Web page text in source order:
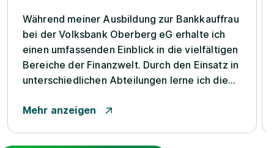
Während meiner Ausbildung zur Bankkauffrau
bei der Volksbank Oberberg eG erhalte ich
einen umfassenden Einblick in die vielfältigen
Bereiche der Finanzwelt. Durch den Einsatz in
unterschiedlichen Abteilungen lerne ich die
kennen und sammle dabei wertvolle
Mehr anzeigen